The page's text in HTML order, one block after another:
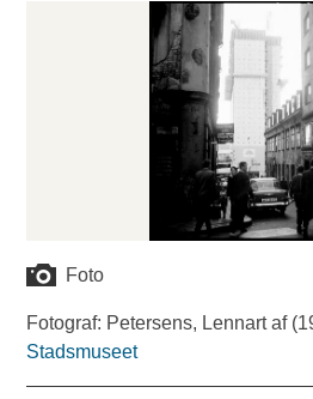
Foto
Fotograf: Petersens, Lennart af
Stadsmuseet